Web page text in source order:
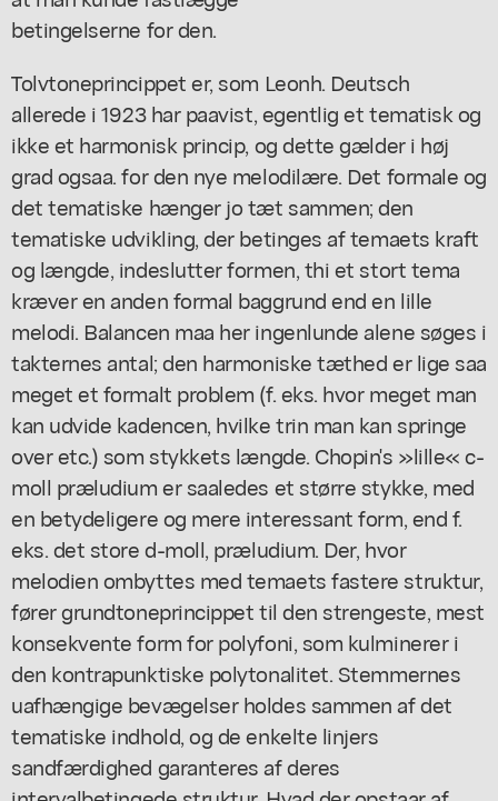
betingelserne for den.
Tolvtoneprincippet er, som Leonh. Deutsch
allerede i 1923 har paavist, egentlig et tematisk og
ikke et harmonisk princip, og dette gælder i høj
grad ogsaa. for den nye melodilære. Det formale og
det tematiske hænger jo tæt sammen; den
tematiske udvikling, der betinges af temaets kraft
og længde, indeslutter formen, thi et stort tema
kræver en anden formal baggrund end en lille
melodi. Balancen maa her ingenlunde alene søges i
takternes antal; den harmoniske tæthed er lige saa
meget et formalt problem (f. eks. hvor meget man
kan udvide kadencen, hvilke trin man kan springe
over etc.) som stykkets længde. Chopin's »lille« c-
moll præludium er saaledes et større stykke, med
en betydeligere og mere interessant form, end f.
eks. det store d-moll, præludium. Der, hvor
melodien ombyttes med temaets fastere struktur,
fører grundtoneprincippet til den strengeste, mest
konsekvente form for polyfoni, som kulminerer i
den kontrapunktiske polytonalitet. Stemmernes
uafhængige bevægelser holdes sammen af det
tematiske indhold, og de enkelte linjers
sandfærdighed garanteres af deres